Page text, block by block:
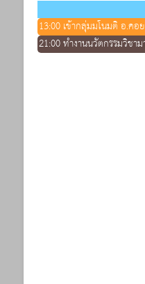
13:00 เข้ากลุ่มมโนมติ อ.คอย